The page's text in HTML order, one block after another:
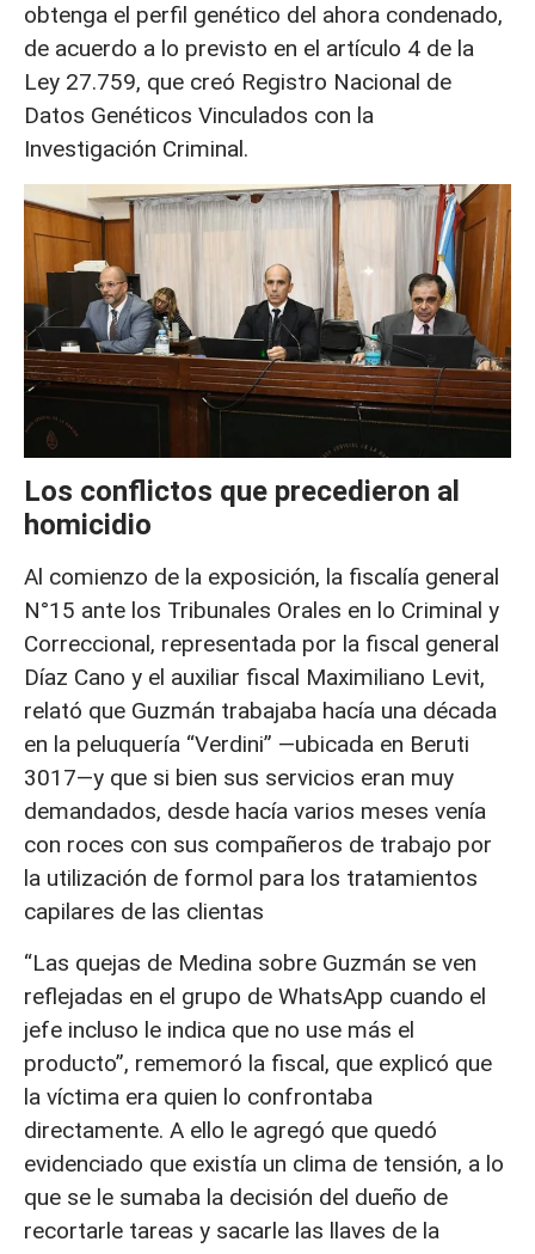
obtenga el perfil genético del ahora condenado,
de acuerdo a lo previsto en el artículo 4 de la
Ley 27.759, que creó Registro Nacional de
Datos Genéticos Vinculados con la
Investigación Criminal.
Los conflictos que precedieron al
homicidio
Al comienzo de la exposición, la fiscalía general
N°15 ante los Tribunales Orales en lo Criminal y
Correccional, representada por la fiscal general
Díaz Cano y el auxiliar fiscal Maximiliano Levit,
relató que Guzmán trabajaba hacía una década
en la peluquería “Verdini” —ubicada en Beruti
3017—y que si bien sus servicios eran muy
demandados, desde hacía varios meses venía
con roces con sus compañeros de trabajo por
la utilización de formol para los tratamientos
capilares de las clientas
“Las quejas de Medina sobre Guzmán se ven
reflejadas en el grupo de WhatsApp cuando el
jefe incluso le indica que no use más el
producto”, rememoró la fiscal, que explicó que
la víctima era quien lo confrontaba
directamente. A ello le agregó que quedó
evidenciado que existía un clima de tensión, a lo
que se le sumaba la decisión del dueño de
recortarle tareas y sacarle las llaves de la